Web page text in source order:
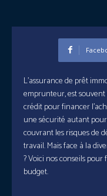
L’assurance de prêt
emprunteur, est
crédit pour financer
une sécurité autant
couvrant les risques de
travail. Mais face à la
? Voici nos conseils
budget.